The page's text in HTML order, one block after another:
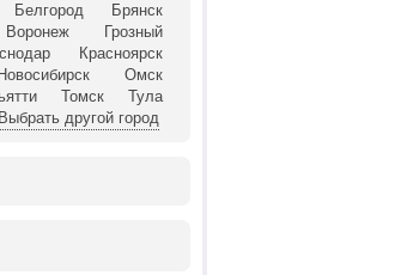
Белгород
Брянск
Воронеж
Грозный
Красноярск
Новосибирск
Омск
Томск
Тула
Выбрать другой город